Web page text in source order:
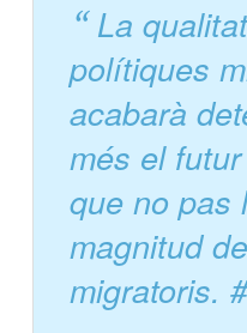
La
polítiques
acabarà
més el
que no pas
magnitud
migratoris.